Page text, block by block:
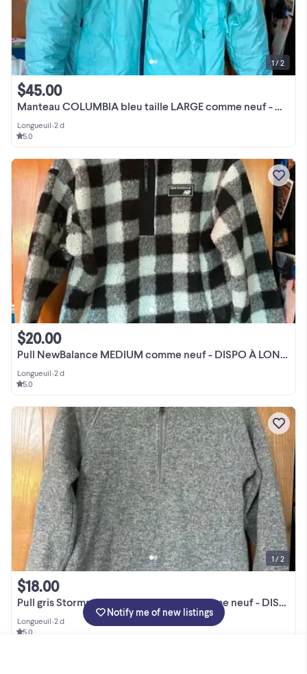
Manteau COLUMBIA bleu taille LARGE comme neuf - DISPO À LONGUEUI
$45.00
Longueuil•2 d
5.0
1 / 2
Pull NewBalance MEDIUM comme neuf - DISPO À LONGUEUIL
$20.00
Longueuil•2 d
5.0
Pull gris Stormpack Sunice MEDIUM comme neuf - DISPO À LONGUEUIL
$18.00
Longueuil•2 d
5.0
1 / 2
Notify me of new listings